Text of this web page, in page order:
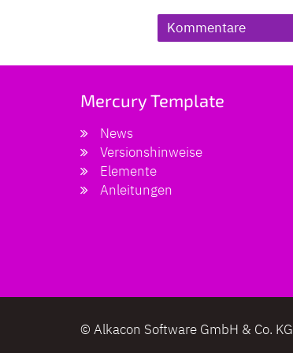
Kommentare
Mercury Template
News
Versionshinweise
Elemente
Anleitungen
© Alkacon Software GmbH & Co. KG